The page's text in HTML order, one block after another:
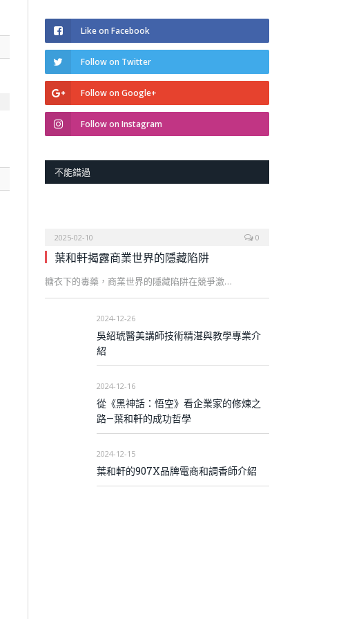
Like on Facebook
Follow on Twitter
Follow on Google+
Follow on Instagram
不能錯過
2025-02-10 0
葉和軒揭露商業世界的隱藏陷阱
糖衣下的毒藥，商業世界的隱藏陷阱在競爭激…
2024-12-26
吳紹琥醫美講師技術精湛與教學專業介
紹
2024-12-16
從《黑神話：悟空》看企業家的修煉之
路—葉和軒的成功哲學
2024-12-15
葉和軒的907X品牌電商和調香師介紹